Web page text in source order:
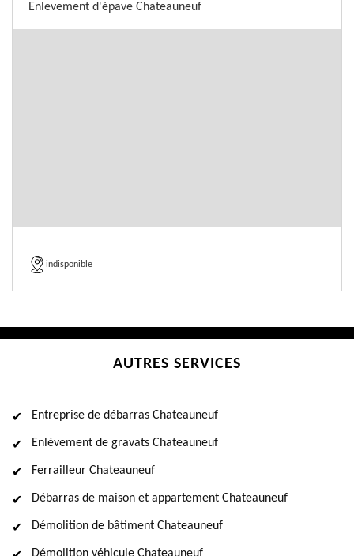
Enlevement d'épave Chateauneuf
indisponible
AUTRES SERVICES
Entreprise de débarras Chateauneuf
Enlèvement de gravats Chateauneuf
Ferrailleur Chateauneuf
Débarras de maison et appartement Chateauneuf
Démolition de bâtiment Chateauneuf